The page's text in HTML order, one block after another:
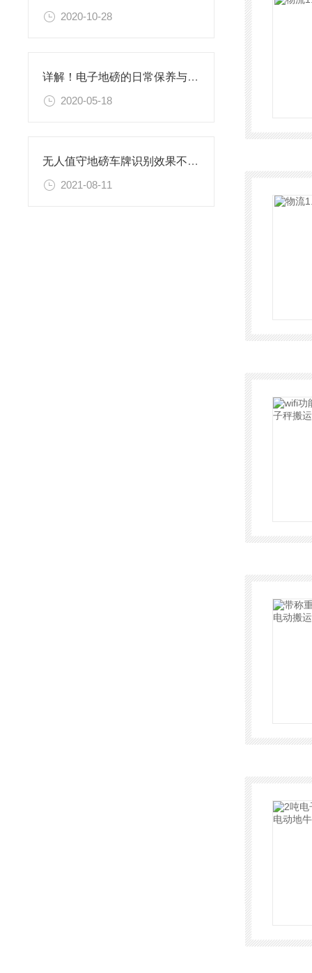
2020-10-28
详解！电子地磅的日常保养与维护该怎么做
2020-05-18
无人值守地磅车牌识别效果不好的原因
2021-08-11